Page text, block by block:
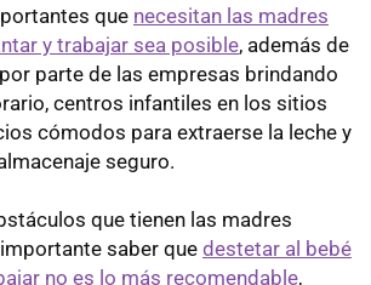
que necesitan las madres
y trabajar sea posible, además de
parte de las empresas brindando
centros infantiles en los sitios
cómodos para extraerse la leche y
seguro.
que tienen las madres
saber que destetar al bebé
no es lo más recomendable,